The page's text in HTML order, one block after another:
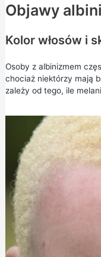
Objawy
Kolor włosów i
Osoby z albinizmem
chociaż niektórzy mają
zależy od tego, ile